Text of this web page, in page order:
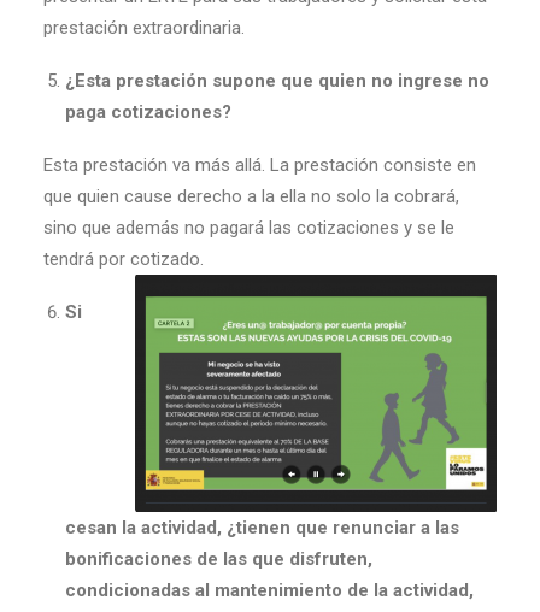
prestación extraordinaria.
¿Esta prestación supone que quien no ingrese no
paga cotizaciones?
Esta prestación va más allá. La prestación consiste en
que quien cause derecho a la ella no solo la cobrará,
sino que además no pagará las cotizaciones y se le
tendrá por cotizado.
Si
cesan la actividad, ¿tienen que renunciar a las
bonificaciones de las que disfruten,
condicionadas al mantenimiento de la actividad,